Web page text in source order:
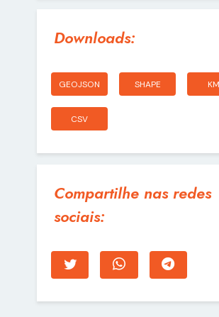
Downloads:
GEOJSON SHAPE
CSV
Compartilhe nas redes
sociais: